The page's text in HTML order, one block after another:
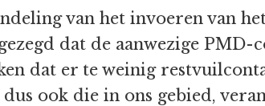
van het invoeren van
dat de aanwezige
dat er te weinig
dus ook die in ons gebied,